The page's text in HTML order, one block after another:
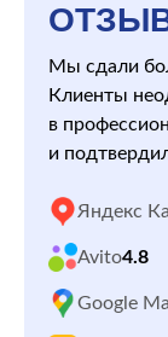
Мы сдали
Клиенты
в
и
Яндекс
Avito4.8
Google